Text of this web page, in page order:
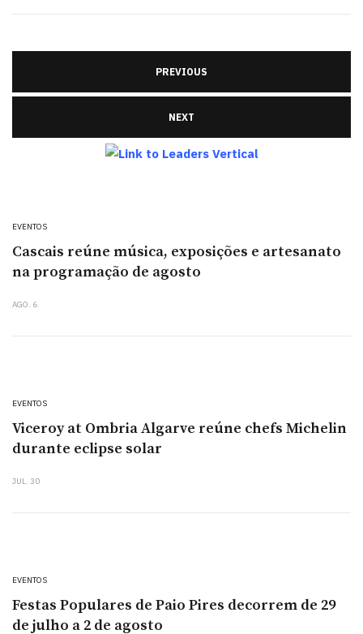
PREVIOUS
NEXT
EVENTOS
Cascais reúne música, exposições e artesanato
na programação de agosto
AGO. 6
EVENTOS
Viceroy at Ombria Algarve reúne chefs Michelin
durante eclipse solar
JUL. 30
EVENTOS
Festas Populares de Paio Pires decorrem de 29
de julho a 2 de agosto